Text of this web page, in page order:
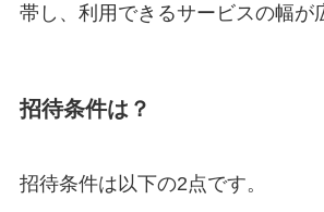
帯し、利用できるサービスの幅が
招待条件は？
招待条件は以下の2点です。